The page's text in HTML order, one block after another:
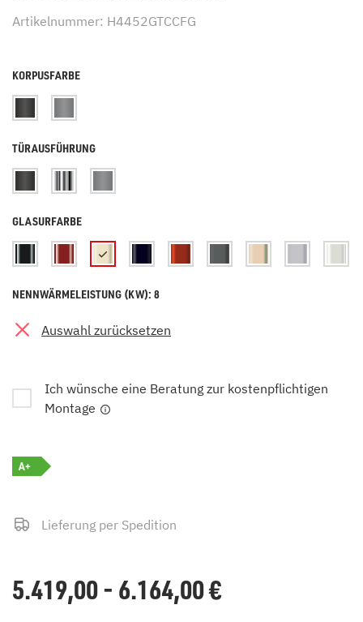
Artikelnummer: H4452GTCCFG
KORPUSFARBE
TÜRAUSFÜHRUNG
GLASURFARBE
NENNWÄRMELEISTUNG (KW): 8
Auswahl zurücksetzen
Ich wünsche eine Beratung zur kostenpflichtigen
Montage
A+
Lieferung per Spedition
5.419,00 - 6.164,00€